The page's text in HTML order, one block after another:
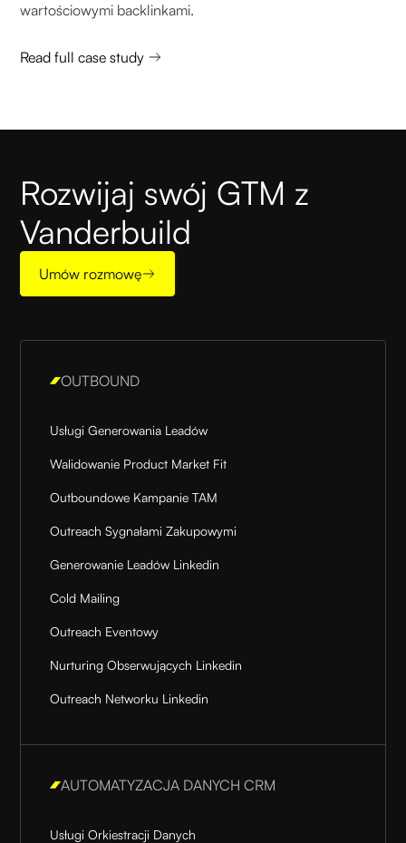
wartościowymi backlinkami.
Read full case study
Rozwijaj swój GTM z
Vanderbuild
Umów rozmowę
OUTBOUND
Usługi Generowania Leadów
Walidowanie Product Market Fit
Outboundowe Kampanie TAM
Outreach Sygnałami Zakupowymi
Generowanie Leadów Linkedin
Cold Mailing
Outreach Eventowy
Nurturing Obserwujących Linkedin
Outreach Networku Linkedin
AUTOMATYZACJA DANYCH CRM
Usługi Orkiestracji Danych